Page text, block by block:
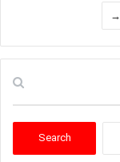
←
Search